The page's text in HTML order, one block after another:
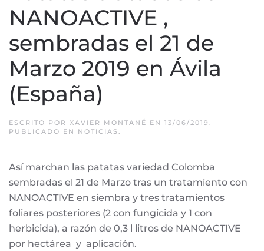
NANOACTIVE ,
sembradas el 21 de
Marzo 2019 en Ávila
(España)
ESCRITO POR XAVIER MONTANÉ EN 13/06/2019 .
PUBLICADO EN NOTICIAS .
Así marchan las patatas variedad Colomba
sembradas el 21 de Marzo tras un tratamiento con
NANOACTIVE en siembra y tres tratamientos
foliares posteriores (2 con fungicida y 1 con
herbicida), a razón de 0,3 l litros de NANOACTIVE
por hectárea y aplicación.